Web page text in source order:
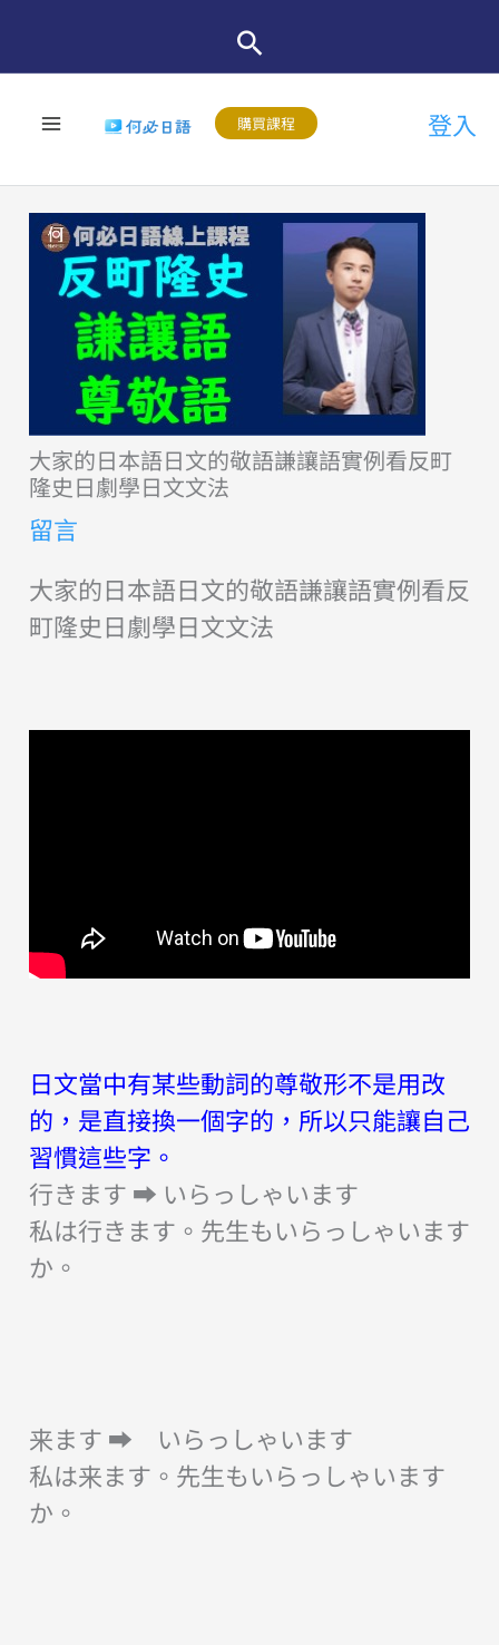
購買課程 登入
大家的日本語日文的敬語謙讓語實例看反町
隆史日劇學日文文法
留言
大家的日本語日文的敬語謙讓語實例看反
町隆史日劇學日文文法
日文當中有某些動詞的尊敬形不是用改
的，是直接換一個字的，所以只能讓自己
習慣這些字。
行きます ➡︎ いらっしゃいます
私は行きます。先生もいらっしゃいます
か。
来ます ➡︎ いらっしゃいます
私は来ます。先生もいらっしゃいます
か。